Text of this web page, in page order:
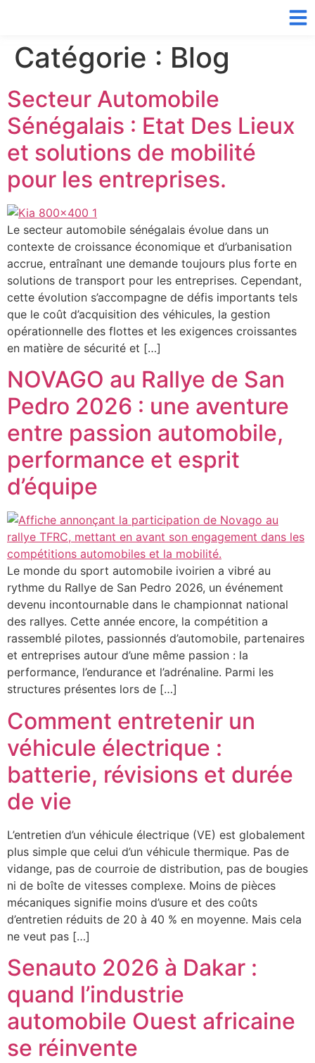
Catégorie : Blog
Secteur Automobile
Sénégalais : Etat Des Lieux
et solutions de mobilité
pour les entreprises.
Le secteur automobile sénégalais évolue dans un
contexte de croissance économique et d’urbanisation
accrue, entraînant une demande toujours plus forte en
solutions de transport pour les entreprises. Cependant,
cette évolution s’accompagne de défis importants tels
que le coût d’acquisition des véhicules, la gestion
opérationnelle des flottes et les exigences croissantes
en matière de sécurité et […]
NOVAGO au Rallye de San
Pedro 2026 : une aventure
entre passion automobile,
performance et esprit
d’équipe
Le monde du sport automobile ivoirien a vibré au
rythme du Rallye de San Pedro 2026, un événement
devenu incontournable dans le championnat national
des rallyes. Cette année encore, la compétition a
rassemblé pilotes, passionnés d’automobile, partenaires
et entreprises autour d’une même passion : la
performance, l’endurance et l’adrénaline. Parmi les
structures présentes lors de […]
Comment entretenir un
véhicule électrique :
batterie, révisions et durée
de vie
L’entretien d’un véhicule électrique (VE) est globalement
plus simple que celui d’un véhicule thermique. Pas de
vidange, pas de courroie de distribution, pas de bougies
ni de boîte de vitesses complexe. Moins de pièces
mécaniques signifie moins d’usure et des coûts
d’entretien réduits de 20 à 40 % en moyenne. Mais cela
ne veut pas […]
Senauto 2026 à Dakar :
quand l’industrie
automobile Ouest africaine
se réinvente